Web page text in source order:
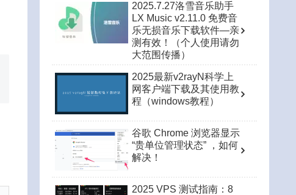
2025.7.27洛雪音乐助手
LX Music v2.11.0 免费音
乐无损音乐下载软件—亲
测有效！（个人使用请勿
大范围传播）
2025最新v2rayN科学上
网客户端下载及其使用教
程（windows教程）
谷歌 Chrome 浏览器显示
“贵单位管理状态” ，如何
解决！
2025 VPS 测试指南：8